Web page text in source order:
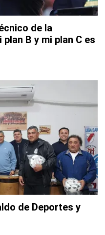
de la
B y mi plan C es
de Deportes y